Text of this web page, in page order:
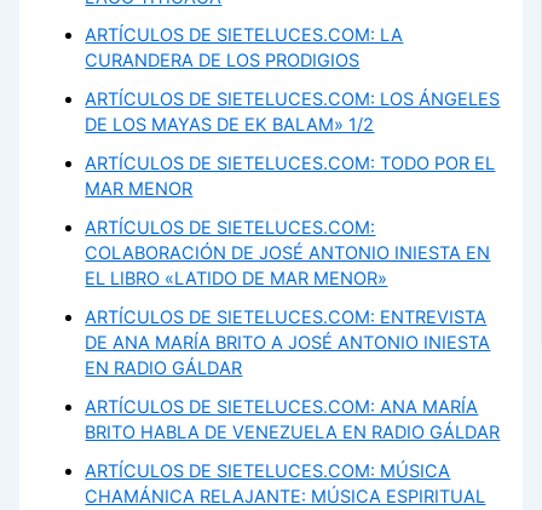
ARTÍCULOS DE SIETELUCES.COM: LA
CURANDERA DE LOS PRODIGIOS
ARTÍCULOS DE SIETELUCES.COM: LOS ÁNGELES
DE LOS MAYAS DE EK BALAM» 1/2
ARTÍCULOS DE SIETELUCES.COM: TODO POR EL
MAR MENOR
ARTÍCULOS DE SIETELUCES.COM:
COLABORACIÓN DE JOSÉ ANTONIO INIESTA EN
EL LIBRO «LATIDO DE MAR MENOR»
ARTÍCULOS DE SIETELUCES.COM: ENTREVISTA
DE ANA MARÍA BRITO A JOSÉ ANTONIO INIESTA
EN RADIO GÁLDAR
ARTÍCULOS DE SIETELUCES.COM: ANA MARÍA
BRITO HABLA DE VENEZUELA EN RADIO GÁLDAR
ARTÍCULOS DE SIETELUCES.COM: MÚSICA
CHAMÁNICA RELAJANTE: MÚSICA ESPIRITUAL